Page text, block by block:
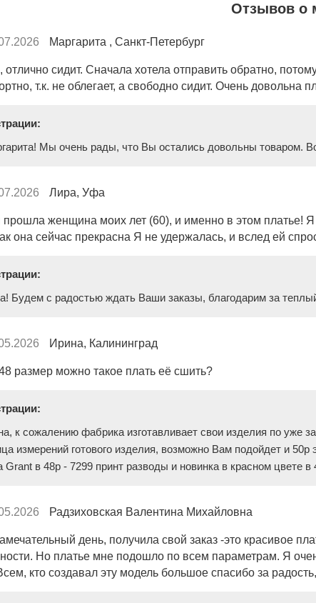
Отзывов о
Маргарита , Санкт-Петербург
отлично сидит. Сначала хотела отправить обратно,
т.к. не облегает, а свободно сидит. Очень довольна
Мы очень рады, что Вы остались довольны товаром.
Лира, Уфа
женщина моих лет (60), и именно в этом платье!
она сейчас прекрасна Я не удержалась, и вслед ей
Будем с радостью ждать Ваши заказы, благодарим за
Ирина, Калининград
размер можно такое плать её сшить?
к сожалению фабрика изготавливает свои изделия по уже
измерений готового изделия, возможно Вам подойдет и
Grant в 48р - 7299 принт разводы и новинка в красном цвете
Радзиховская Валентина Михайловна
день, получила свой заказ -это красивое
Но платье мне подошло по всем параметрам. Я
кто создавал эту модель большое спасибо за